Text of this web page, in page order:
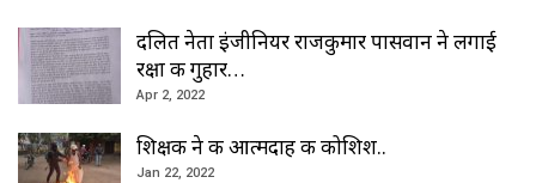
दलित नेता इंजीनियर राजकुमार पासवान ने लगाई
रक्षा की गुहार…
Apr 2, 2022
शिक्षक ने की आत्मदाह की कोशिश..
Jan 22, 2022